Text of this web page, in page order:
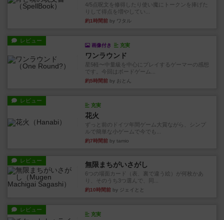
4/5点呪文を修得したり使い魔にトークンを捧げた
りして得点を増やしてい...
約1時間前 by ワタル
レビュー
画像付き 充実
ワンラウンド
星5軽〜中量級を中心にプレイするゲーマーの感想
です。今回はボードゲーム...
約5時間前 by おとん
レビュー
充実
花火
ずっと前のドイツ年間ゲーム大賞ながら、シンプ
ルで簡単な小ゲームで今でも...
約7時間前 by tamio
レビュー 無限まちがいさがし
6つの場面カード（表、裏で違う絵）が何枚かあ
り、そのうち3つ選んで、同...
約10時間前 by ジェイとと
レビュー
充実